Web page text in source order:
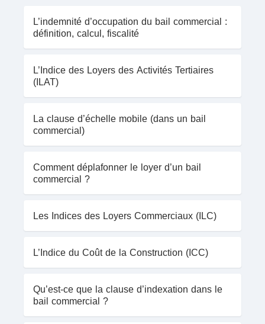
L’indemnité d’occupation du bail commercial :
définition, calcul, fiscalité
L’Indice des Loyers des Activités Tertiaires
(ILAT)
La clause d’échelle mobile (dans un bail
commercial)
Comment déplafonner le loyer d’un bail
commercial ?
Les Indices des Loyers Commerciaux (ILC)
L’Indice du Coût de la Construction (ICC)
Qu’est-ce que la clause d’indexation dans le
bail commercial ?